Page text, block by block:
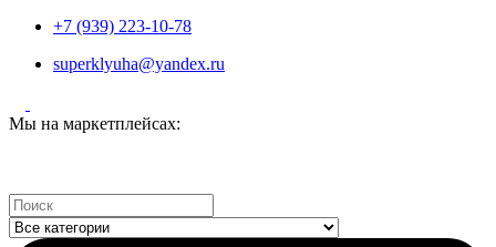
+7 (939) 223-10-78
superklyuha@yandex.ru
Мы на маркетплейсах:
Search
...